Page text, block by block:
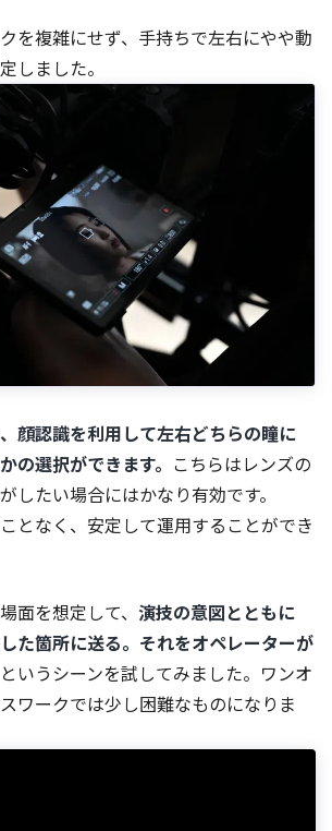
を複雑にせず、手持ちで左右にやや動
しました。
顔認識を利用して左右どちらの瞳に
の選択ができます。 こちらはレンズの
したい場合にはかなり有効です。
となく、安定して運用することができ
面を想定して、 演技の意図とともに
た箇所に送る。それをオペレーターが
というシーンを試してみました。ワンオ
ワークでは少し困難なものになりま